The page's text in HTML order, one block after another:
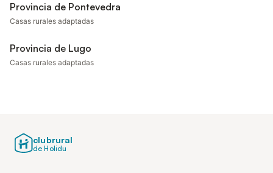
Provincia de Pontevedra
Casas rurales adaptadas
Provincia de Lugo
Casas rurales adaptadas
clubrural
de Holidu